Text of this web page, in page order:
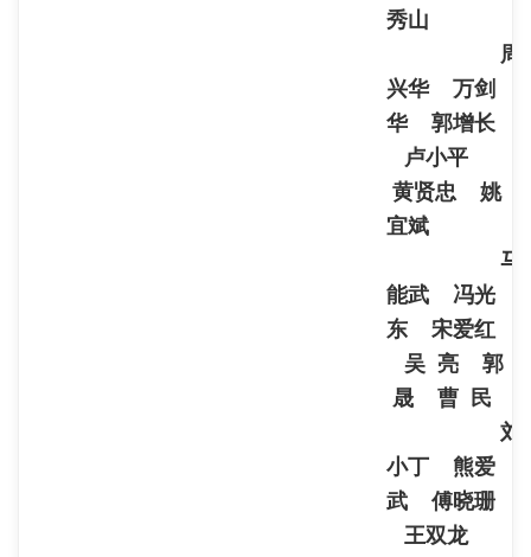
秀山
周
兴华 万剑
华 郭增长
卢小平
黄贤忠 姚
宜斌
马
能武 冯光
东 宋爱红
吴 亮 郭
晟 曹 民
刘
小丁 熊爱
武 傅晓珊
王双龙